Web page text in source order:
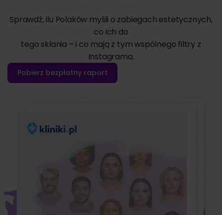
Sprawdź, ilu Polaków myśli o zabiegach estetycznych,
co ich do
tego skłania – i co mają z tym wspólnego filtry z
Instagrama.
Pobierz bezpłatny raport